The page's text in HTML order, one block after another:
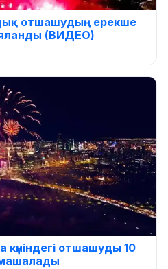
отшашудың ерекше
(ВИДЕО)
отшашуды 10